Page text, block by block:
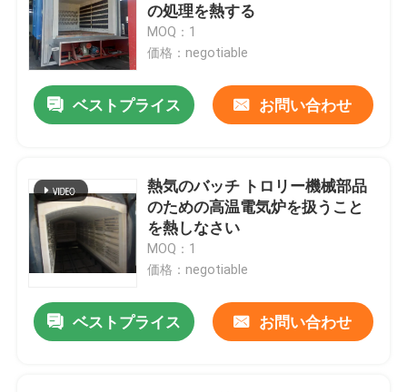
の処理を熱する
MOQ：1
価格：negotiable
ベストプライス お問い合わせ
熱気のバッチ トロリー機械部品
のための高温電気炉を扱うこと
を熱しなさい
MOQ：1
価格：negotiable
ベストプライス お問い合わせ